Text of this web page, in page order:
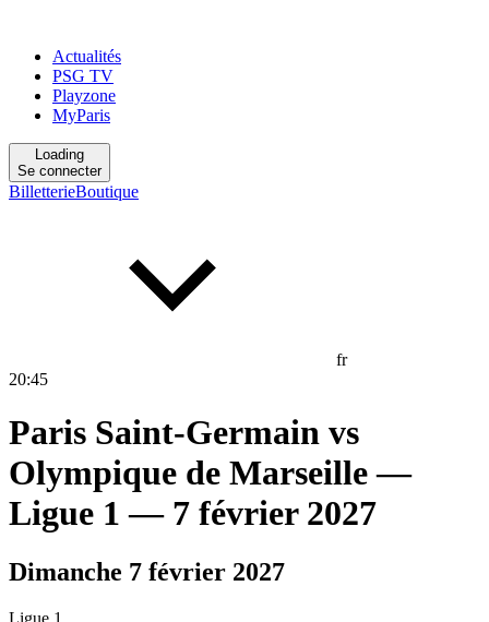
Actualités
PSG TV
Playzone
MyParis
Loading
Se connecter
BilletterieBoutique
fr
20:45
Paris Saint-Germain vs
Olympique de Marseille—
Ligue 1 — 7 février 2027
Dimanche 7 février 2027
Ligue 1